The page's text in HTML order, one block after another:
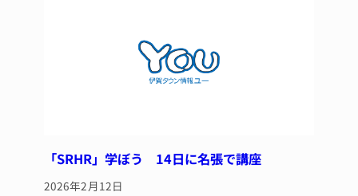
k
「SRHR」学ぼう 14日に名張で講座
2026年2月12日